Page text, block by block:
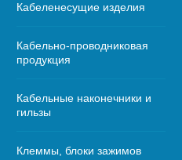
Кабеленесущие изделия
Кабельно-проводниковая
продукция
Кабельные наконечники и
гильзы
Клеммы, блоки зажимов